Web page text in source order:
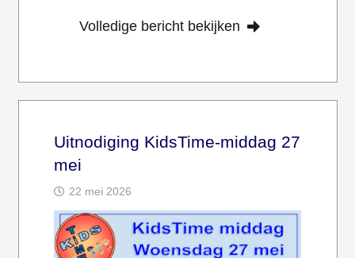
Volledige bericht bekijken
Uitnodiging KidsTime-middag 27
mei
22 mei 2026